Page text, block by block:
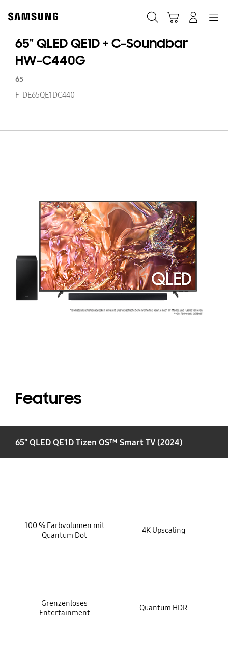
content
accessibility
65" QLED QE1D + C-Soundbar
HW-C440G
65
F-DE65QE1DC440
Features
65" QLED QE1D Tizen OS™ Smart TV (2024)
100 % Farbvolumen mit
Quantum Dot
4K Upscaling
Grenzenloses
Entertainment
Quantum HDR